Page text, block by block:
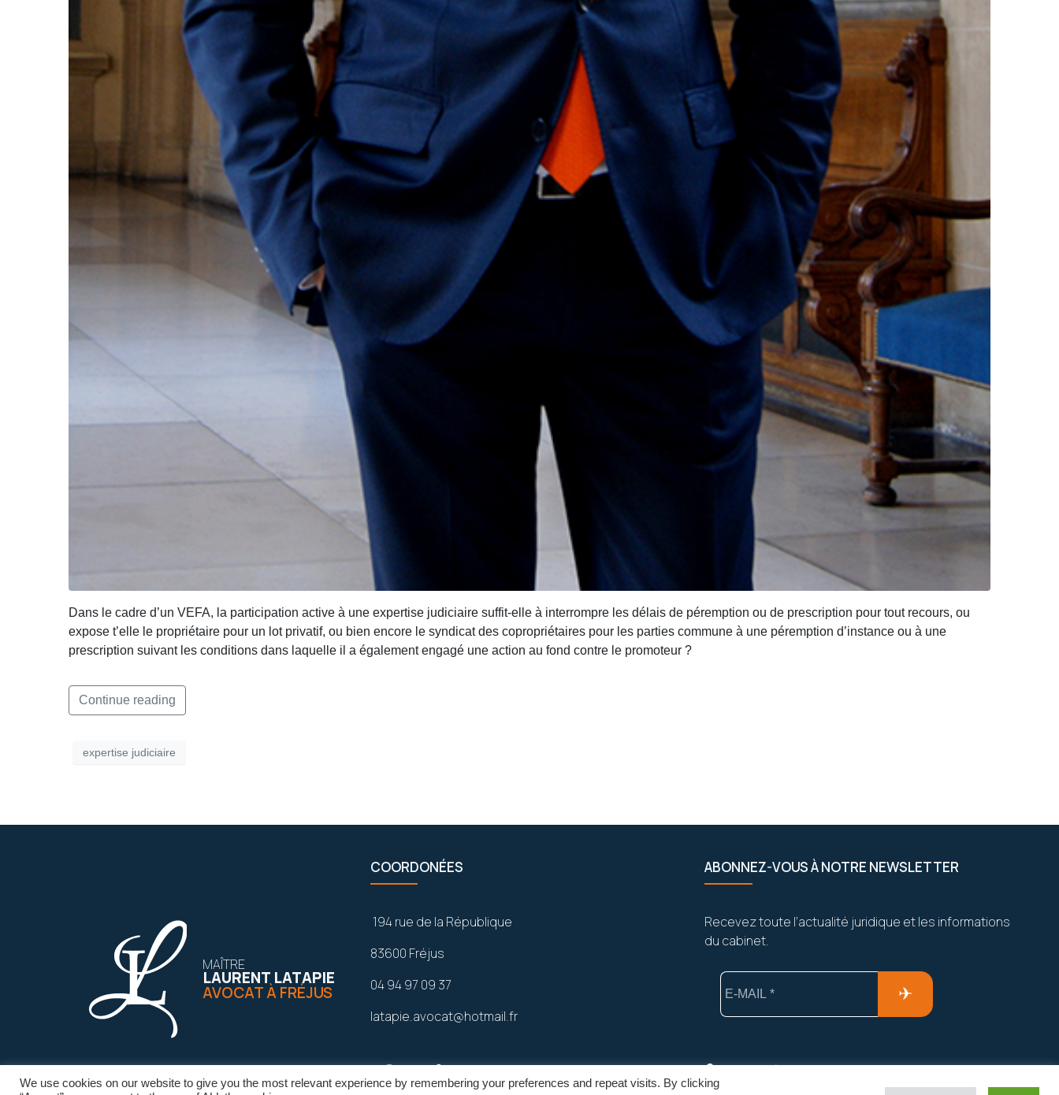
Dans le cadre d’un VEFA, la participation active à une expertise judiciaire suffit-elle à interrompre les délais de péremption ou de prescription pour tout recours, ou
expose t’elle le propriétaire pour un lot privatif, ou bien encore le syndicat des copropriétaires pour les parties commune à une péremption d’instance ou à une
prescription suivant les conditions dans laquelle il a également engagé une action au fond contre le promoteur ?
Continue reading
expertise judiciaire
MAÎTRE
LAURENT LATAPIE
AVOCAT À FRÉJUS
COORDONÉES
194 rue de la République
83600 Fréjus
04 94 97 09 37
latapie.avocat@hotmail.fr
ABONNEZ-VOUS À NOTRE NEWSLETTER
Recevez toute l’actualité juridique et les informations
du cabinet.
Vos données sont strictement confidentielles et
seront jamais partagées.
We use cookies on our website to give you the most relevant experience by remembering your preferences and repeat visits. By clicking